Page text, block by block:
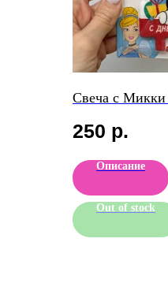
Свеча с
250 р.
Описание
Out of stock